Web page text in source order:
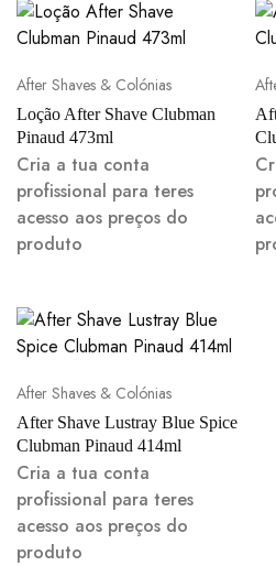
After Shaves & Colónias
Loção After Shave Clubman
Pinaud 473ml
Cria a tua conta
profissional para teres
acesso aos preços do
produto
After Shaves & Colónias
After Shave Lustray Blue Spice
Clubman Pinaud 414ml
Cria a tua conta
profissional para teres
acesso aos preços do
produto